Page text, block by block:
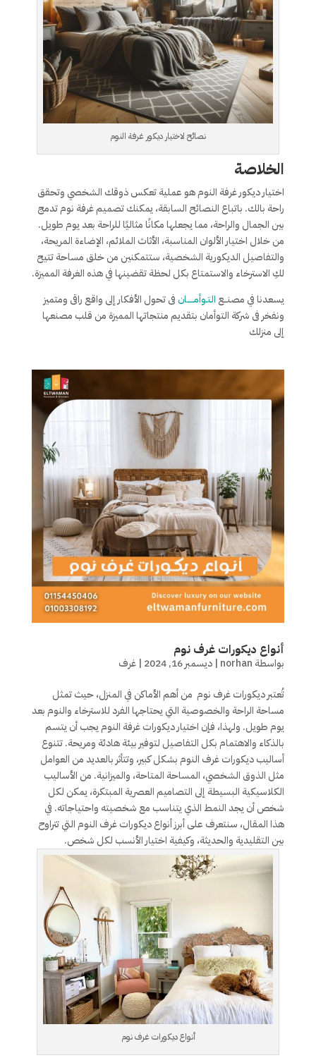
نصائح لاختيار ديكور غرفة النوم
الخلاصة
اختيار ديكور غرفة النوم هو عملية تعكس ذوقك الشخصي وتحقق
راحة بالك. باتباع النصائح السابقة، يمكنك تصميم غرفة نوم تدمج
بين الجمال والراحة، مما يجعلها مكانًا مثاليًا للراحة بعد يوم طويل.
من خلال اختيار الألوان المناسبة، الأثاث الملائم، الإضاءة المريحة،
والتفاصيل الديكورية الشخصية، ستتمكنين من خلق مساحة تتيح
لكِ الاسترخاء والاستمتاع بكل لحظة تقضينها في هذه الغرفة المميزة.
يسعدنا في مصنــع التـوأمـــــانفى تحول الأفكار إلى واقع راقى ومتميز
ونفخر فى شركة التوأمان بتقديم منتجاتها المميزة من قلب مصنعها
إلى منزلك
أنواع ديكورات غرف نوم
بواسطة norhan
| ديسمبر 16, 2024 | غرف
تُعتبر ديكورات غرف نوم من أهم الأماكن في المنزل، حيث تمثل
مساحة الراحة والخصوصية التي يحتاجها الفرد للاسترخاء والنوم بعد
يوم طويل. ولهذا، فإن اختيار ديكورات غرفة النوم يجب أن يتسم
بالذكاء والاهتمام بكل التفاصيل لتوفير بيئة هادئة ومريحة. تتنوع
أساليب ديكورات غرف النوم بشكل كبير، وتتأثر بالعديد من العوامل
مثل الذوق الشخصي، المساحة المتاحة، والميزانية. من الأساليب
الكلاسيكية البسيطة إلى التصاميم العصرية المبتكرة، يمكن لكل
شخص أن يجد النمط الذي يتناسب مع شخصيته واحتياجاته. في
هذا المقال، سنتعرف على أبرز أنواع ديكورات غرف النوم التي تتراوح
بين التقليدية والحديثة، وكيفية اختيار الأنسب لكل شخص.
أنواع ديكورات غرف نوم